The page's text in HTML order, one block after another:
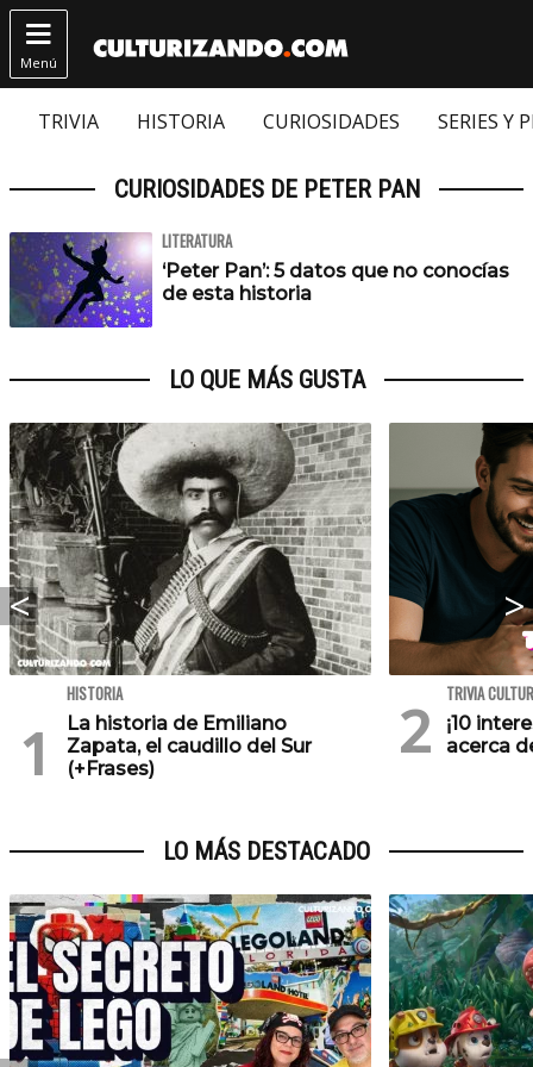

Menú
TRIVIA HISTORIA CURIOSIDADES SERIES Y
CURIOSIDADES DE PETER PAN
LITERATURA
‘Peter Pan’: 5 datos que no conocías
de esta historia
LO QUE MÁS GUSTA
HISTORIA
La historia de Emiliano
Zapata, el caudillo del Sur
(+Frases)
TRIVIA
¡10
acerca
LO MÁS DESTACADO